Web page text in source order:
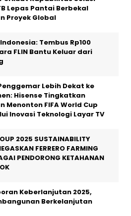
Lepas Pantai Berbekal
Proyek Global
Tembus Rp100
FLIN Bantu Keluar dari
Lebih Dekat ke
Hisense Tingkatkan
Menonton FIFA World Cup
Inovasi Teknologi Layar TV
2025 SUSTAINABILITY
FERRERO FARMING
PENDORONG KETAHANAN
Keberlanjutan 2025,
Berkelanjutan